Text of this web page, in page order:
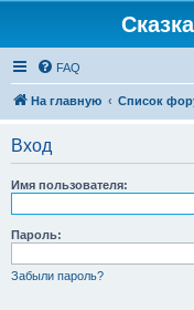
FAQ
На главную Список
Вход
Имя пользователя:
Пароль:
Забыли пароль?